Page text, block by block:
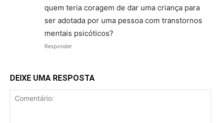
quem teria coragem de dar uma criança para
ser adotada por uma pessoa com transtornos
mentais psicóticos?
Responder
DEIXE UMA RESPOSTA